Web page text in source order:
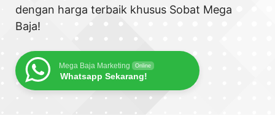
dengan harga terbaik khusus Sobat Mega
Baja!
Mega Baja Marketing Online
Whatsapp Sekarang!